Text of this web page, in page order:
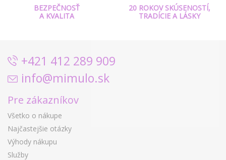
BEZPEČNOSŤ
A KVALITA
20 ROKOV SKÚSENOSTÍ,
TRADÍCIE A LÁSKY
+421 412 289 909
info@mimulo.sk
Pre zákazníkov
Všetko o nákupe
Najčastejšie otázky
Výhody nákupu
Služby